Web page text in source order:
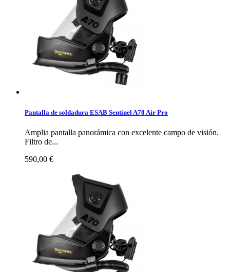
Pantalla de soldadura ESAB Sentinel A70 Air Pro
Amplia pantalla panorámica con excelente campo de visión.
Filtro de...
590,00 €